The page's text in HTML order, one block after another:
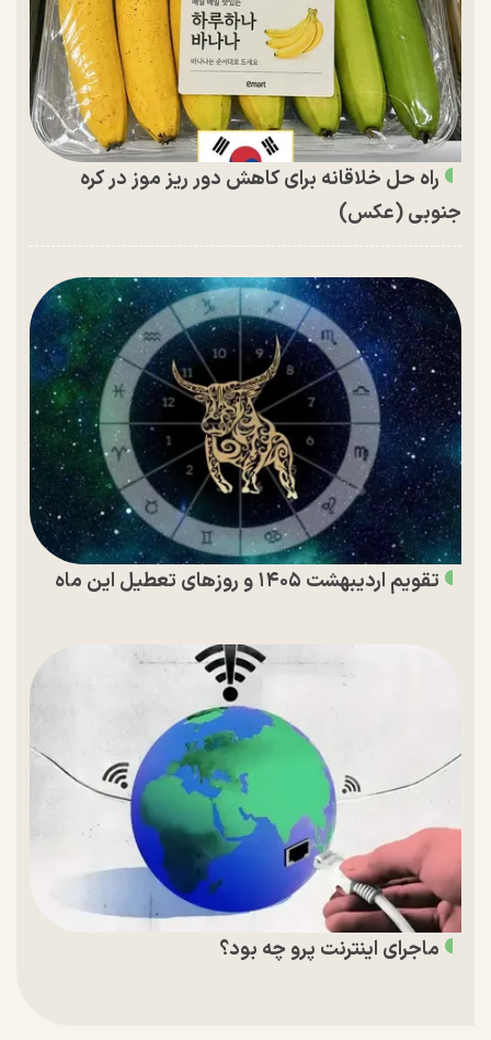
راه حل خلاقانه برای کاهش دور ریز موز در کره
جنوبی (عکس)
تقویم اردیبهشت ۱۴۰۵ و روز‌های تعطیل این ماه
ماجرای اینترنت پرو چه بود؟